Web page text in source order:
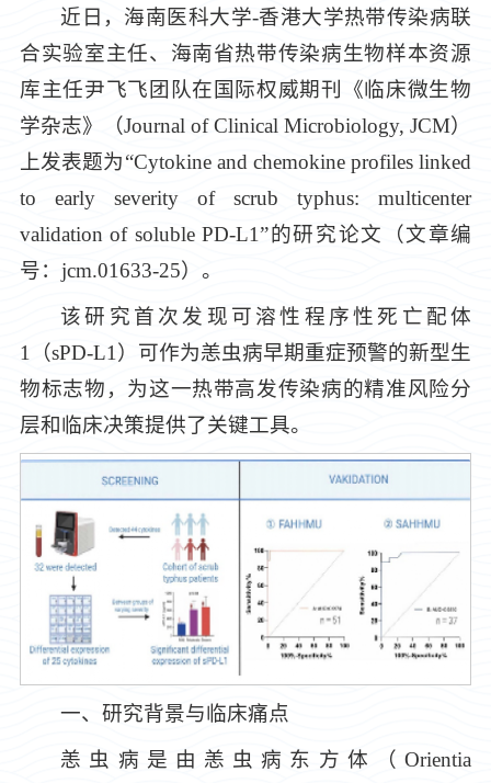
近日，海南医科大学-香港大学热带传染病联
合实验室主任、海南省热带传染病生物样本资源
库主任尹飞飞团队在国际权威期刊《临床微生物
学杂志》（Journal of Clinical Microbiology, JCM）
上发表题为“Cytokine and chemokine profiles linked
to early severity of scrub typhus: multicenter
validation of soluble PD-L1”的研究论文（文章编
号：jcm.01633-25）。
该研究首次发现可溶性程序性死亡配体
1（sPD-L1）可作为恙虫病早期重症预警的新型生
物标志物，为这一热带高发传染病的精准风险分
层和临床决策提供了关键工具。
一、研究背景与临床痛点
恙虫病是由恙虫病东方体（Orientia